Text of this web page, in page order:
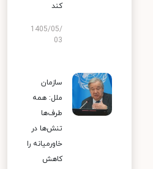
کند
1405/05/
03
سازمان
ملل: همه
طرف‌ها
تنش‌ها در
خاورمیانه را
کاهش